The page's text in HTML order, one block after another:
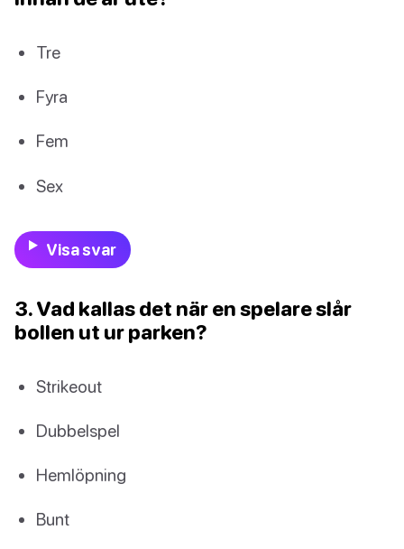
Tre
Fyra
Fem
Sex
Visa svar
3. Vad kallas det när en spelare slår
bollen ut ur parken?
Strikeout
Dubbelspel
Hemlöpning
Bunt